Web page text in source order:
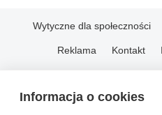
Informacja o cookies
Wytyczne dla społeczności
Reklama Kontakt